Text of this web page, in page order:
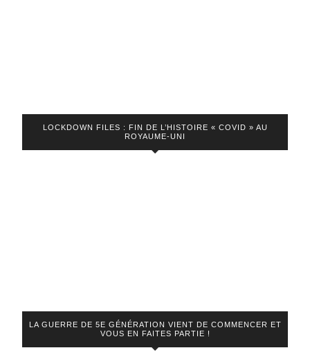
LOCKDOWN FILES : FIN DE L’HISTOIRE « COVID » AU
ROYAUME-UNI
LA GUERRE DE 5E GÉNÉRATION VIENT DE COMMENCER ET
VOUS EN FAITES PARTIE !